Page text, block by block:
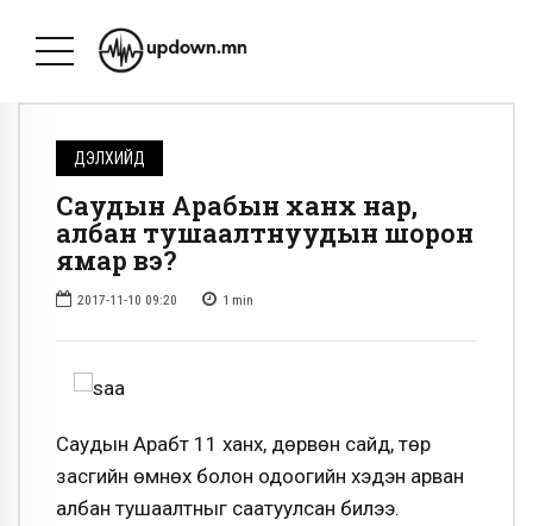
ДЭЛХИЙД
Саудын Арабын ханхүү нар,
албан тушаалтнуудын шорон
ямар вэ?
2017-11-10 09:20 1 min
Саудын Арабт 11 ханхүү, дөрвөн сайд, төр
засгийн өмнөх болон одоогийн хэдэн арван
албан тушаалтныг саатуулсан билээ.